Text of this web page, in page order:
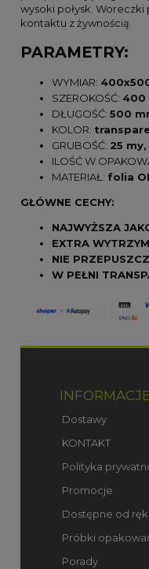
wysoki połysk.
kontaktu z żywnością.
PARAMETRY:
WYMIAR:
SZEROKOŚĆ: 400
DŁUGOŚĆ: 500
KOLOR:
GRUBOŚĆ: 25 my,
ILOŚĆ W
MATERIAŁ: folia
GŁÓWNE CECHY:
NAJWYŻSZA
EXTRA
NIE
W PEŁNI
Dostawy
KONTAKT
Polityka
Promocje
Dostępne od ręki
Próbki
Porady